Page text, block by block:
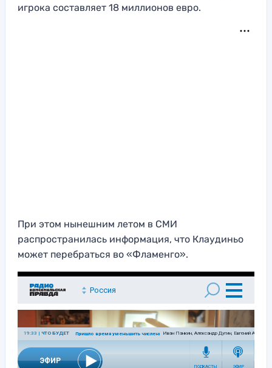
игрока составляет 18 миллионов евро.
При этом нынешним летом в СМИ
распространилась информация, что Клаудиньо
может перебраться во «Фламенго».